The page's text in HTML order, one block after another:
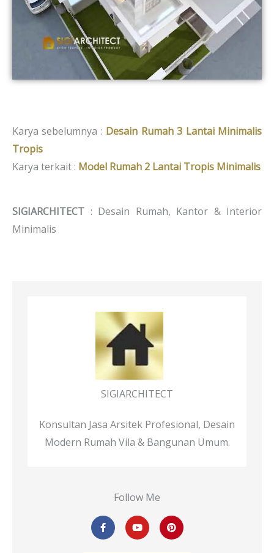
Karya sebelumnya : Desain Rumah 3 Lantai Minimalis
Tropis
Karya terkait : Model Rumah 2 Lantai Tropis Minimalis
SIGIARCHITECT : Desain Rumah, Kantor & Interior
Minimalis
SIGIARCHITECT
Konsultan Jasa Arsitek Profesional, Desain
Modern Rumah Vila & Bangunan Umum.
Follow Me
F
a
c
Y
o
u
P
i
n